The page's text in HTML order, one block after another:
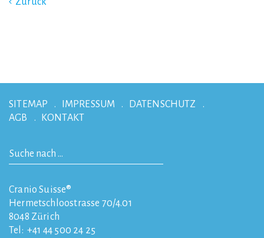
SITEMAP IMPRESSUM
DATENSCHUTZ
AGB
KONTAKT
Cranio Suisse®
Hermetschloostrasse 70/4.01
8048 Zürich
Tel: +41 44 500 24 25